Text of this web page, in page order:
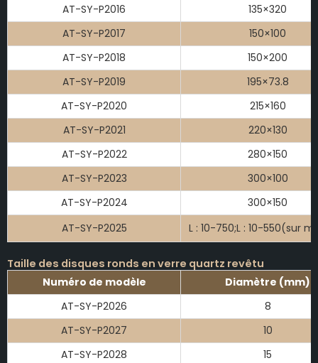
AT-SY-P2016
135×320
AT-SY-P2017
150×100
AT-SY-P2018
150×200
AT-SY-P2019
195×73.8
AT-SY-P2020
215×160
AT-SY-P2021
220×130
AT-SY-P2022
280×150
AT-SY-P2023
300×100
AT-SY-P2024
300×150
AT-SY-P2025
L : 10-750;L : 10-550(sur
Taille des disques ronds en verre quartz revêtu
Numéro de modèle
Diamètre (mm)
AT-SY-P2026
8
AT-SY-P2027
10
AT-SY-P2028
15